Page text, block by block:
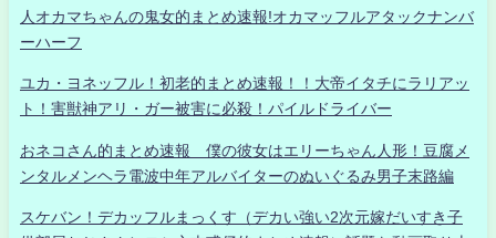
人オカマちゃんの鬼女的まとめ速報!オカマッフルアタックナンバ
ーハーフ
ユカ・ヨネッフル！初老的まとめ速報！！大帝イタチにラリアッ
ト！害獣神アリ・ガー被害に必殺！パイルドライバー
おネコさん的まとめ速報 僕の彼女はエリーちゃん人形！豆腐メ
ンタルメンヘラ電波中年アルバイターのぬいぐるみ男子末路編
スケバン！デカッフルまっくす（デカい強い2次元嫁だいすき子